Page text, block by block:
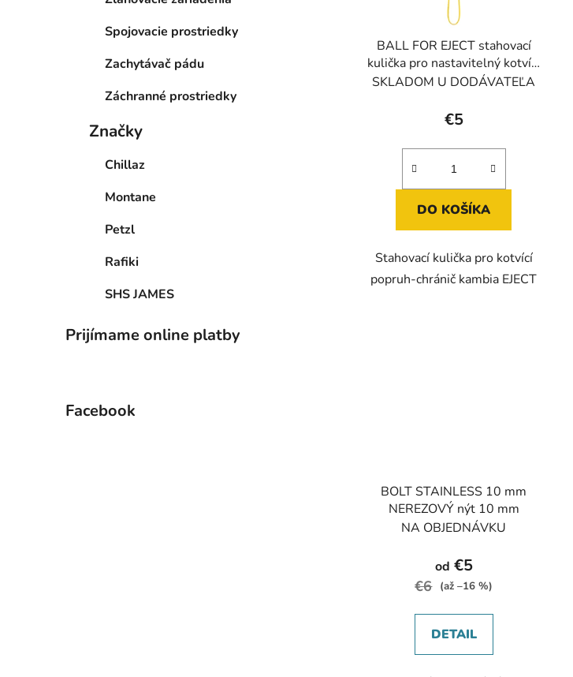
Spojovacie prostriedky
Zachytávač pádu
Záchranné prostriedky
Značky
Chillaz
Montane
Petzl
Rafiki
SHS JAMES
Prijímame online platby
Facebook
BALL FOR EJECT stahovací
kulička pro nastavitelný kotvící
systém na stromy
SKLADOM U DODÁVATEĽA
€5
DO KOŠÍKA
Stahovací kulička pro kotvící
popruh-chránič kambia EJECT
BOLT STAINLESS 10 mm
NEREZOVÝ nýt 10 mm
NA OBJEDNÁVKU
od €5
€6 (až –16 %)
DETAIL